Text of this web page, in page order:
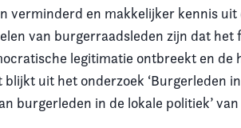
verminderd en makkelijker kennis uit
van burgerraadsleden zijn dat het
legitimatie ontbreekt en de
uit het onderzoek ‘Burgerleden
burgerleden in de lokale politiek’